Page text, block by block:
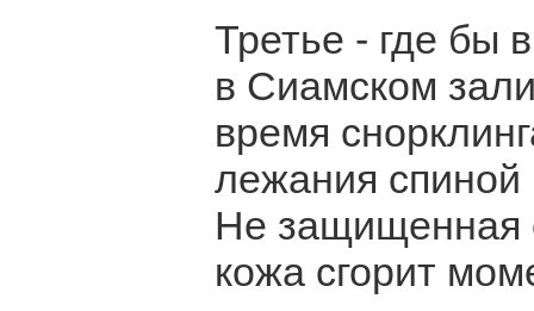
Третье - где бы
в Сиамском
время
лежания спиной
Не защищенная
кожа сгорит